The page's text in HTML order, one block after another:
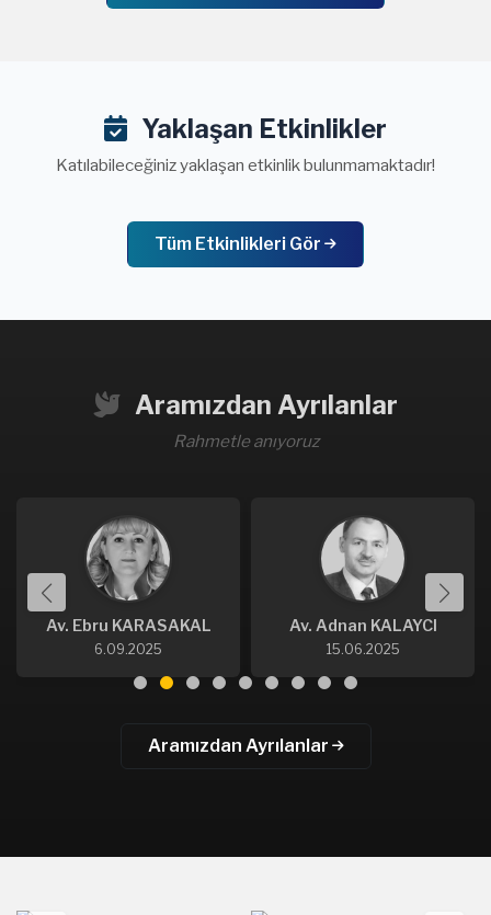
Yaklaşan Etkinlikler
Katılabileceğiniz yaklaşan etkinlik bulunmamaktadır!
Tüm Etkinlikleri Gör
Aramızdan Ayrılanlar
Rahmetle anıyoruz
Av. Ebru KARASAKAL
6.09.2025
Av. Adnan KALAYCI
15.06.2025
Aramızdan Ayrılanlar